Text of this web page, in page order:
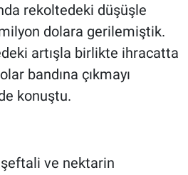
rekoltedeki düşüşle
dolara gerilemiştik.
artışla birlikte ihracatta
bandına çıkmayı
konuştu.
ve nektarin